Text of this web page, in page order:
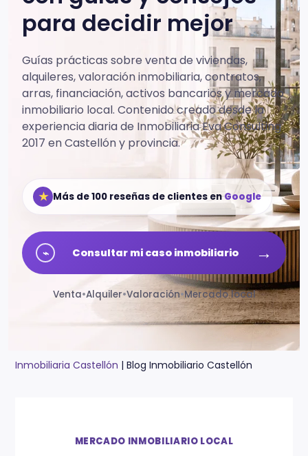
para decidir mejor
Guías prácticas sobre venta de viviendas,
alquileres, valoración inmobiliaria, contratos,
arras, financiación, activos bancarios y mercado
inmobiliario local. Contenido creado desde la
experiencia diaria de Inmobiliaria Eva Consulting
2017 en Castellón y provincia.
★ Más de 100 reseñas de clientes enGoogle
⌁ Consultar mi caso inmobiliario →
Venta•Alquiler•Valoración•Mercado local
Inmobiliaria Castellón | Blog Inmobiliario Castellón
MERCADO INMOBILIARIO LOCAL